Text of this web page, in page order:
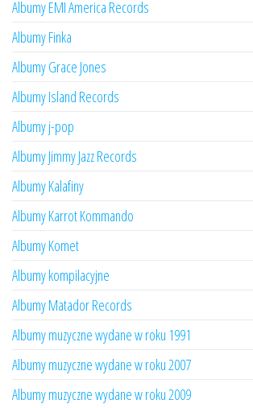
Albumy EMI America Records
Albumy Finka
Albumy Grace Jones
Albumy Island Records
Albumy j-pop
Albumy Jimmy Jazz Records
Albumy Kalafiny
Albumy Karrot Kommando
Albumy Komet
Albumy kompilacyjne
Albumy Matador Records
Albumy muzyczne wydane w roku 1991
Albumy muzyczne wydane w roku 2007
Albumy muzyczne wydane w roku 2009